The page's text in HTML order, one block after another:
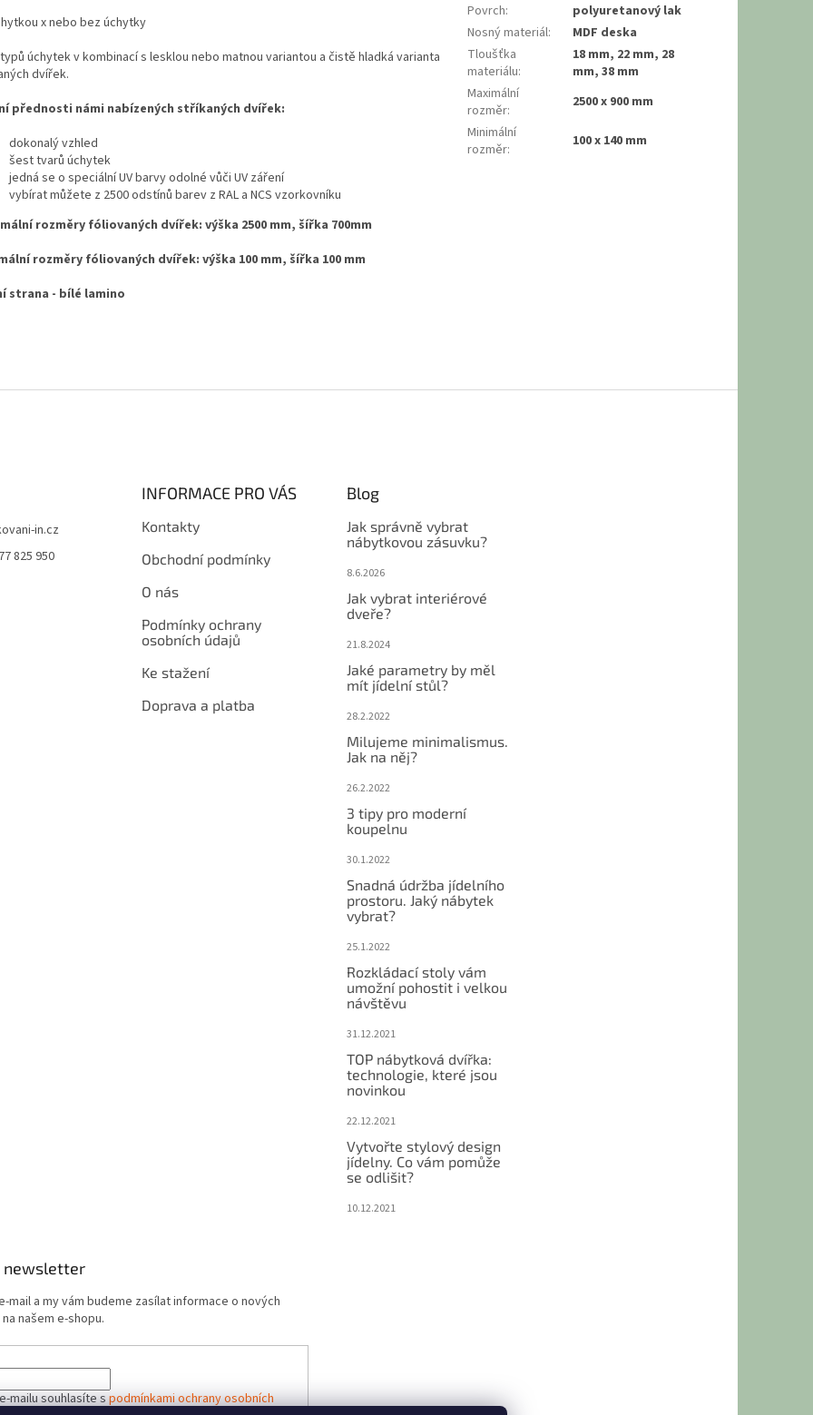
x nebo bez úchytky
úchytek v kombinací s lesklou nebo matnou variantou a čistě hladká varianta
dvířek.
přednosti námi nabízených stříkaných dvířek:
dokonalý vzhled
šest tvarů úchytek
jedná se o speciální UV barvy odolné vůči UV záření
vybírat můžete z 2500 odstínů barev z RAL a NCS vzorkovníku
rozměry fóliovaných dvířek: výška 2500 mm, šířka 700mm
rozměry fóliovaných dvířek: výška 100 mm, šířka 100 mm
strana - bílé lamino
Povrch:
polyuretanový lak
Nosný materiál:
MDF deska
Tloušťka
materiálu:
18 mm, 22 mm, 28
mm, 38 mm
Maximální
rozměr:
2500 x 900 mm
Minimální
rozměr: 100 x 140 mm
in.cz
825 950
INFORMACE PRO VÁS
Kontakty
Obchodní podmínky
O nás
Podmínky ochrany
osobních údajů
Ke stažení
Doprava a platba
Blog
Jak správně vybrat
nábytkovou zásuvku?
8.6.2026
Jak vybrat interiérové
dveře?
21.8.2024
Jaké parametry by měl
mít jídelní stůl?
28.2.2022
Milujeme minimalismus.
Jak na něj?
26.2.2022
3 tipy pro moderní
koupelnu
30.1.2022
Snadná údržba jídelního
prostoru. Jaký nábytek
vybrat?
25.1.2022
Rozkládací stoly vám
umožní pohostit i velkou
návštěvu
31.12.2021
TOP nábytková dvířka:
technologie, které jsou
novinkou
22.12.2021
Vytvořte stylový design
jídelny. Co vám pomůže
se odlišit?
10.12.2021
newsletter
mail a my vám budeme zasílat informace o nových
našem e-shopu.
mailu souhlasíte spodmínkami ochrany osobních